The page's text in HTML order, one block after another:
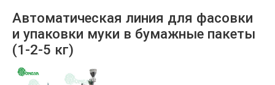
Автоматическая линия для фасовки
и упаковки муки в бумажные пакеты
(1-2-5 кг)